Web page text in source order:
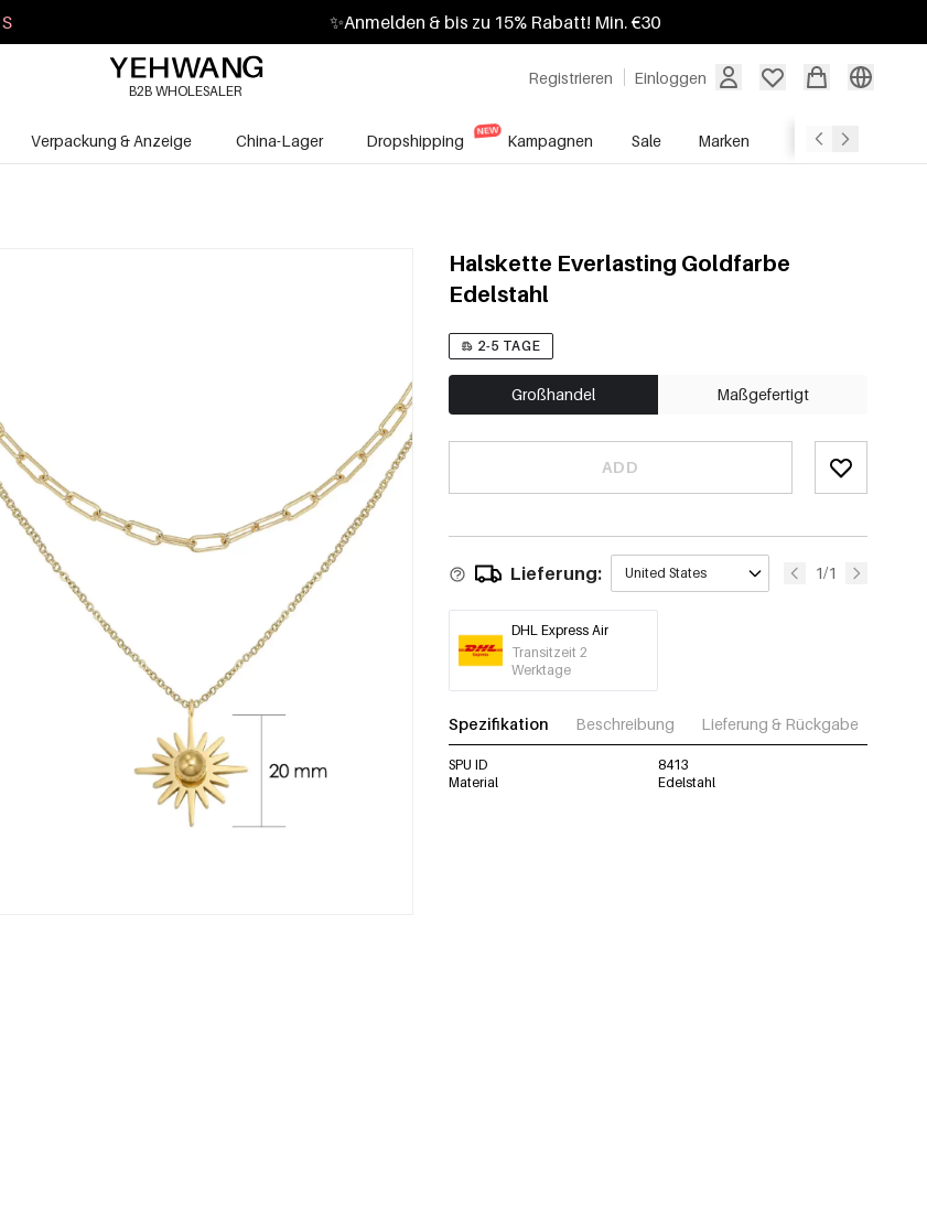
S ✨Anmelden & bis zu 15% Rabatt! Min. €30
Registrieren Einloggen
B2B WHOLESALER
Verpackung & Anzeige China-Lager Dropshipping Kampagnen Sale Marken
Halskette Everlasting Goldfarbe
Edelstahl
2-5 TAGE
Großhandel Maßgefertigt
ADD
Lieferung: United States 1/1
DHL Express Air
Transitzeit 2
Werktage
Spezifikation Beschreibung Lieferung & Rückgabe
SPU ID
8413
Material
Edelstahl